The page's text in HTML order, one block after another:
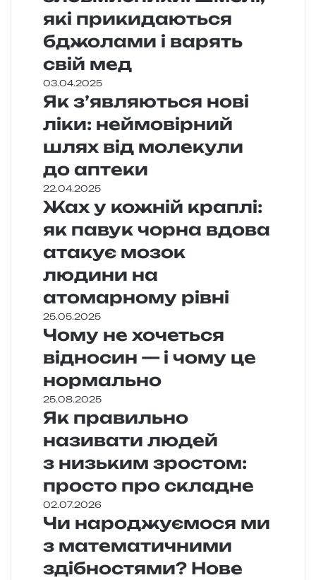
які прикидаються
бджолами і варять
свій мед
03.04.2025
Як з’являються нові
ліки: неймовірний
шлях від молекули
до аптеки
22.04.2025
Жах у кожній краплі:
як павук чорна вдова
атакує мозок
людини на
атомарному рівні
25.05.2025
Чому не хочеться
відносин — і чому це
нормально
25.08.2025
Як правильно
називати людей
з низьким зростом:
просто про складне
02.07.2026
Чи народжуємося ми
з математичними
здібностями? Нове